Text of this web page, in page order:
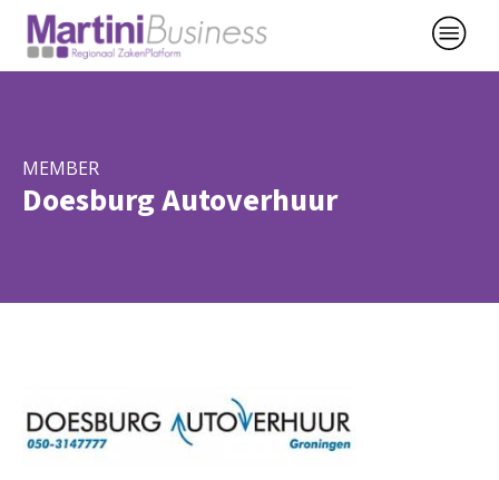
MEMBER
Doesburg Autoverhuur